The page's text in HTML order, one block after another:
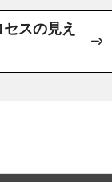
スの見え